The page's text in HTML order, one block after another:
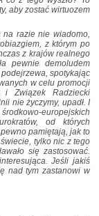
aby zostać wirtuozem
na razie nie wiadomo,
z którym po
z krajów realnego
pewnie demoludem
spotykając
w celu promocji
i Związek Radziecki
nie życzymy, upadł. I
europejskich
od których
pamiętają, jak to
tylko nic z tego
się zastosować.
Jeśli jakiś
nad tym zastanowi w